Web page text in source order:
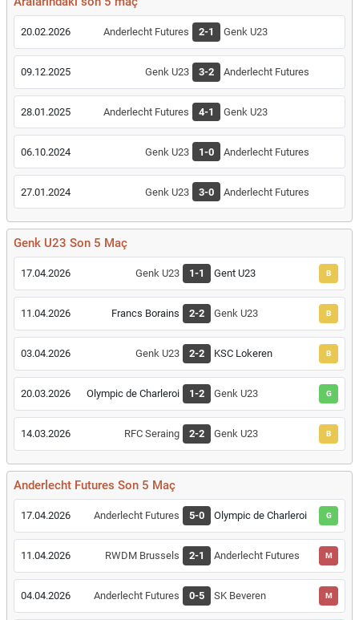
20.02.2026 Anderlecht Futures 2-1 Genk U23
09.12.2025 Genk U23 3-2 Anderlecht Futures
28.01.2025 Anderlecht Futures 4-1 Genk U23
06.10.2024 Genk U23 1-0 Anderlecht Futures
27.01.2024 Genk U23 3-0 Anderlecht Futures
Genk U23 Son 5 Maç
17.04.2026 Genk U23 1-1 Gent U23 B
11.04.2026 Francs Borains 2-2 Genk U23 B
03.04.2026 Genk U23 2-2 KSC Lokeren B
20.03.2026 Olympic de Charleroi 1-2 Genk U23 G
14.03.2026 RFC Seraing 2-2 Genk U23 B
Anderlecht Futures Son 5 Maç
17.04.2026 Anderlecht Futures 5-0 Olympic de Charleroi G
11.04.2026 RWDM Brussels 2-1 Anderlecht Futures M
04.04.2026 Anderlecht Futures 0-5 SK Beveren M